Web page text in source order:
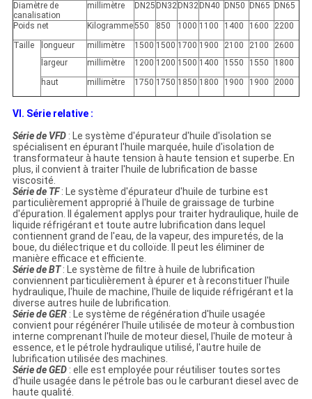
Diamètre de
canalisation
millimètre DN25 DN32 DN32 DN40 DN50 DN65 DN65
Poids net Kilogramme550 850 1000 1100 1400 1600
2200
Taille
longueur millimètre 1500 1500 1700 1900 2100 2100
2600
largeur
millimètre 1200 1200 1500 1400 1550 1550
1800
haut
millimètre 1750 1750 1850 1800 1900 1900 2000
VI. Série relative :
Série de VFD: Le système d'épurateur d'huile d'isolation se
spécialisent en épurant l'huile marquée, huile d'isolation de
transformateur à haute tension à haute tension et superbe. En
plus, il convient à traiter l'huile de lubrification de basse
viscosité.
Série de TF: Le système d'épurateur d'huile de turbine est
particulièrement approprié à l'huile de graissage de turbine
d'épuration. Il également applys pour traiter hydraulique, huile de
liquide réfrigérant et toute autre lubrification dans lequel
contiennent grand de l'eau, de la vapeur, des impuretés, de la
boue, du diélectrique et du colloïde. Il peut les éliminer de
manière efficace et efficiente.
Série de BT: Le système de filtre à huile de lubrification
conviennent particulièrement à épurer et à reconstituer l'huile
hydraulique, l'huile de machine, l'huile de liquide réfrigérant et la
diverse autres huile de lubrification.
Série de GER: Le système de régénération d'huile usagée
convient pour régénérer l'huile utilisée de moteur à combustion
interne comprenant l'huile de moteur diesel, l'huile de moteur à
essence, et le pétrole hydraulique utilisé, l'autre huile de
lubrification utilisée des machines.
Série de GED: elle est employée pour réutiliser toutes sortes
d'huile usagée dans le pétrole bas ou le carburant diesel avec de
haute qualité.